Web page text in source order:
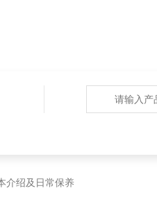
介绍及日常保养